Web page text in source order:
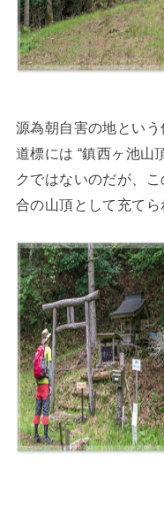
源為朝自害の地という
道標には “鎮西ヶ池山
クではないのだが、
合の山頂として充てら